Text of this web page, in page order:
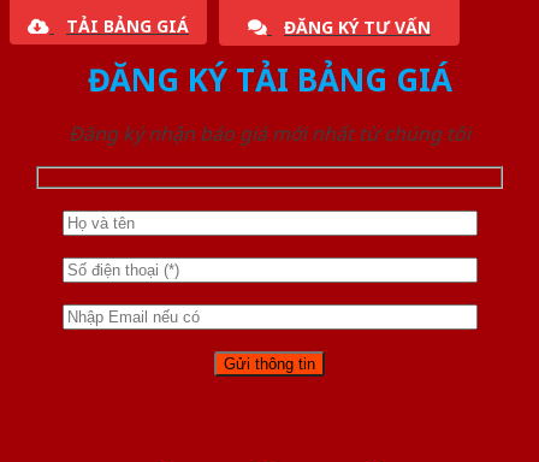
TẢI BẢNG GIÁ ĐĂNG KÝ TƯ VẤN
ĐĂNG KÝ TẢI BẢNG GIÁ
Đăng ký nhận báo giá mới nhất từ chúng tôi